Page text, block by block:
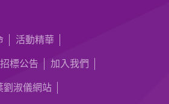
活動精華
招標公告 加入我們
劉淑儀網站